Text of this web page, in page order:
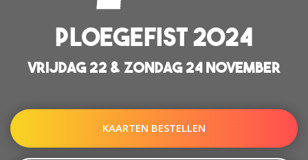
PLOEGEFIST 2024
VRIJDAG 22 & ZONDAG 24 NOVEMBER
KAARTEN BESTELLEN